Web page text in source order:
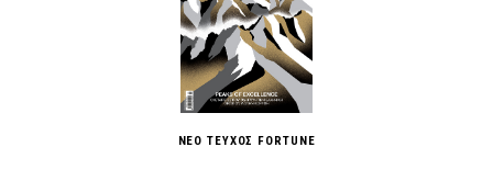
ΝΕΟ ΤΕΥΧΟΣ FORTUNE